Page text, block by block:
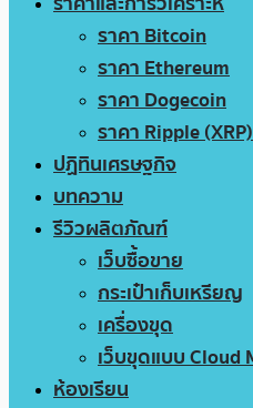
ราคา Bitcoin
ราคา Ethereum
ราคา Dogecoin
ราคา Ripple (XRP)
ปฏิทินเศรษฐกิจ
บทความ
รีวิวผลิตภัณฑ์
เว็บซื้อขาย
กระเป๋าเก็บเหรียญ
เครื่องขุด
เว็บขุดแบบ Cloud
ห้องเรียน